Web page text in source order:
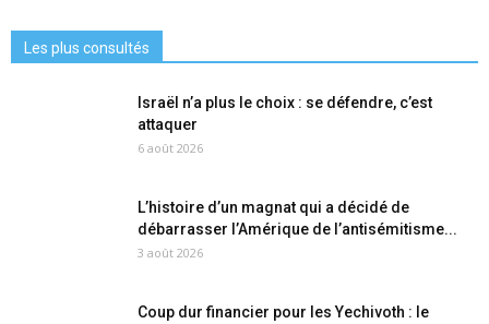
Les plus consultés
Israël n’a plus le choix : se défendre, c’est
attaquer
6 août 2026
L’histoire d’un magnat qui a décidé de
débarrasser l’Amérique de l’antisémitisme...
3 août 2026
Coup dur financier pour les Yechivoth : le